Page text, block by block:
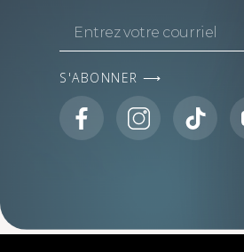
S'ABONNER ⟶